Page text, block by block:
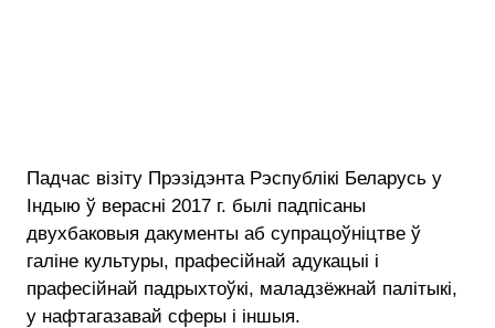
Падчас візіту Прэзідэнта Рэспублікі Беларусь у
Індыю ў верасні 2017 г. былі падпісаны
двухбаковыя дакументы аб супрацоўніцтве ў
галіне культуры, прафесійнай адукацыі і
прафесійнай падрыхтоўкі, маладзёжнай палітыкі,
у нафтагазавай сферы і іншыя.